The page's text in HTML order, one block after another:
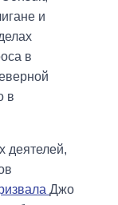
и
в
в
деятелей,
Джо